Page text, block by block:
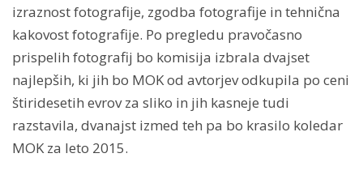
izraznost fotografije, zgodba fotografije in tehnična
kakovost fotografije. Po pregledu pravočasno
prispelih fotografij bo komisija izbrala dvajset
najlepših, ki jih bo MOK od avtorjev odkupila po ceni
štiridesetih evrov za sliko in jih kasneje tudi
razstavila, dvanajst izmed teh pa bo krasilo koledar
MOK za leto 2015.